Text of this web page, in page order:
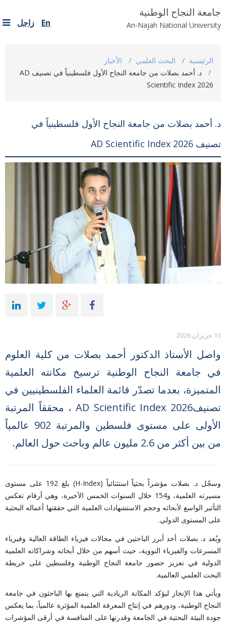
جامعة النجاح الوطنية
An-Najah National University
En زاجل
are
here
الرئيسية البحث العلمي
الأخبار
د. أحمد بصلات من جامعة النجاح الأول فلسطينياً في تصنيف AD
Scientific Index 2026
د. أحمد بصلات من جامعة النجاح الأول فلسطينياً في
تصنيف AD Scientific Index 2026
13 حزيران 2026
واصل الأستاذ الدكتور أحمد بصلات من كلية العلوم
في جامعة النجاح الوطنية ترسيخ مكانته العلمية
المتميزة، بعدما تصدّر قائمة العلماء الفلسطينيين في
تصنيفAD Scientific Index 2026 ، محققاً المرتبة
الأولى على مستوى فلسطين والمرتبة 902 عالمياً
من بين أكثر من 2.6 مليون عالم وباحث حول العالم
.
وسجّل د. بصلات مؤشراً بحثياً استثنائياً(H-Index)
بلغ 192 على مستوى
مسيرته العلمية، و154 خلال السنوات الخمس الأخيرة، وهي أرقام تعكس
التأثير الواسع لأبحاثه وحجم الاستشهادات العلمية التي حققتها أعماله البحثية
على المستوى الدولي.
ويُعد د. بصلات أحد أبرز الباحثين في مجالات فيزياء الطاقة العالية وفيزياء
المسرعات والفيزياء النووية، حيث أسهم من خلال أبحاثه وشراكاته العلمية
الدولية في تعزيز حضور جامعة النجاح الوطنية وفلسطين على خريطة
البحث العلمي العالمية.
ويأتي هذا الإنجاز ليؤكد المكانة الريادية التي يتمتع بها الباحثون في جامعة
النجاح الوطنية، ودورهم في إنتاج المعرفة العلمية المؤثرة عالمياً، بما يعكس
جودة البيئة البحثية في الجامعة وقدرتها على المنافسة في أرقى المؤشرات